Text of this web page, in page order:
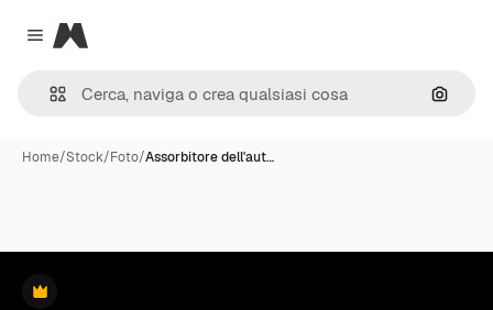
Close menu
Magnific
Cerca
Home/Stock/Foto/Assorbitore dell'aut…
Premium